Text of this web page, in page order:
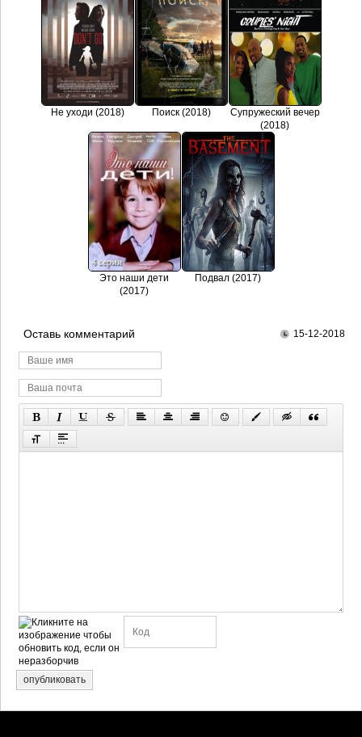
Не уходи (2018) Поиск (2018)
Супружеский вечер
(2018)
Это наши дети
(2017)
Подвал (2017)
Оставь комментарий 15-12-2018
опубликовать